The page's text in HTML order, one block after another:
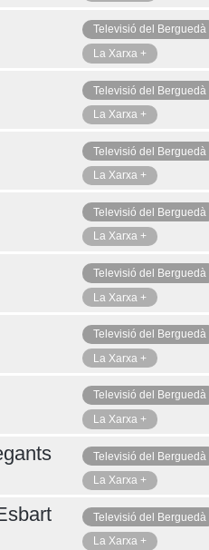
Televisió del Berguedà
La Xarxa +
Televisió del Berguedà
La Xarxa +
Televisió del Berguedà
La Xarxa +
Televisió del Berguedà
La Xarxa +
Televisió del Berguedà
La Xarxa +
Televisió del Berguedà
La Xarxa +
Televisió del Berguedà
La Xarxa +
Televisió del Berguedà
La Xarxa +
Televisió del Berguedà
La Xarxa +